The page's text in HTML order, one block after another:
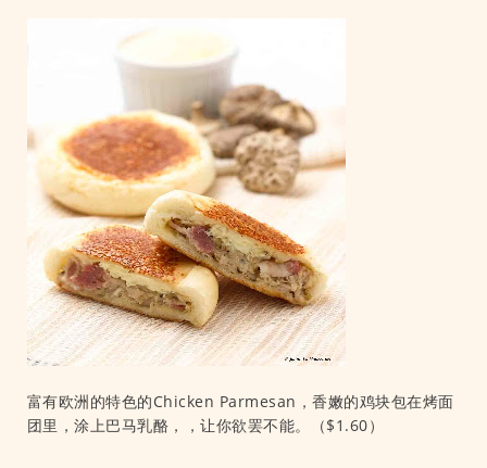
富有欧洲的特色的Chicken Parmesan，香嫩的鸡块包在烤面
团里，涂上巴马乳酪，，让你欲罢不能。（$1.60）